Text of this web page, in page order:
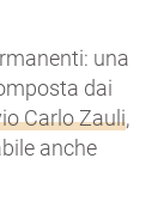
una
dai
Carlo Zauli,
anche